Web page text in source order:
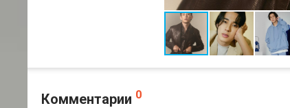
Комментарии 0